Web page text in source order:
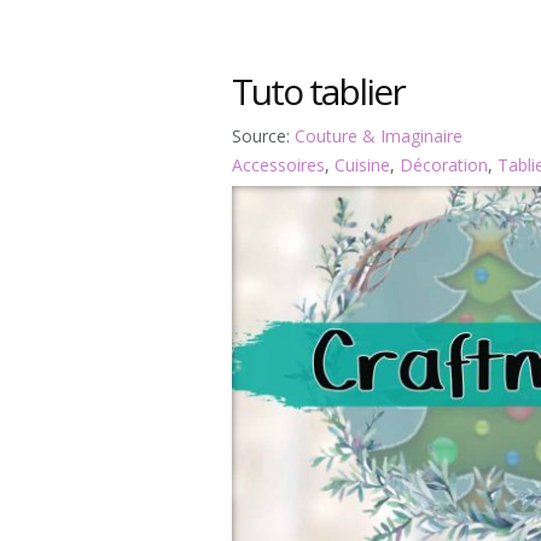
Tuto tablier
Source: Couture & Imaginaire
Accessoires, Cuisine, Décoration,